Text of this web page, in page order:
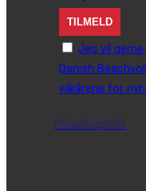
Jeg vil
Danish
vilkårene for
Privatlivspolitik